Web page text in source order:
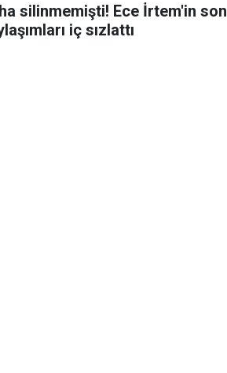
silinmemişti! Ece İrtem'in son
iç sızlattı